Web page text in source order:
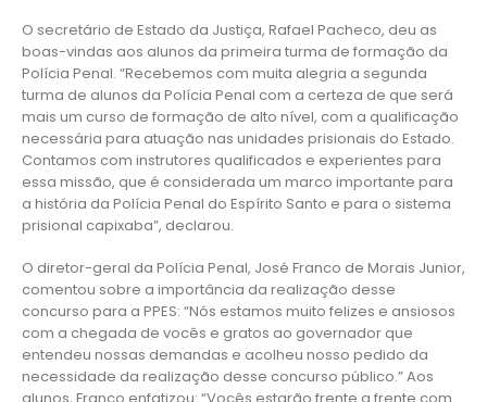
O secretário de Estado da Justiça, Rafael Pacheco, deu as
boas-vindas aos alunos da primeira turma de formação da
Polícia Penal. “Recebemos com muita alegria a segunda
turma de alunos da Polícia Penal com a certeza de que será
mais um curso de formação de alto nível, com a qualificação
necessária para atuação nas unidades prisionais do Estado.
Contamos com instrutores qualificados e experientes para
essa missão, que é considerada um marco importante para
a história da Polícia Penal do Espírito Santo e para o sistema
prisional capixaba”, declarou.
O diretor-geral da Polícia Penal, José Franco de Morais Junior,
comentou sobre a importância da realização desse
concurso para a PPES: “Nós estamos muito felizes e ansiosos
com a chegada de vocês e gratos ao governador que
entendeu nossas demandas e acolheu nosso pedido da
necessidade da realização desse concurso público.” Aos